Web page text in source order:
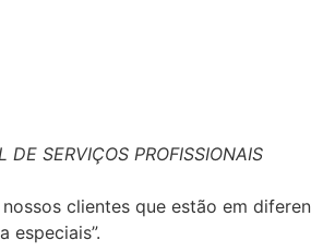
DE SERVIÇOS PROFISSIONAIS
clientes que estão em
especiais”.